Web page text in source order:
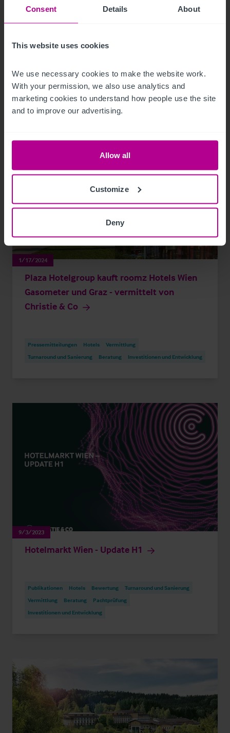
Consent Details About
This website uses cookies
We use necessary cookies to make the website work.
With your permission, we also use analytics and
marketing cookies to understand how people use the site
and to improve our advertising.
Allow all
Customize
Deny
Hotelinvestmentmarkt Österreich:
Betreiber zunehmend auch als Investoren
Pressemitteilungen Hotels
Vermittlung
Investitionen und Entwicklung
Turnaround und Sanierung Beratung
1/17/2024
Plaza Hotelgroup kauft roomz Hotels Wien
Gasometer und Graz - vermittelt von
Christie & Co
Pressemitteilungen Hotels
Vermittlung
Turnaround und Sanierung
Beratung Investitionen und Entwicklung
9/3/2023
Hotelmarkt Wien - Update H1
Publikationen Hotels Bewertung
Turnaround und Sanierung
Vermittlung
Beratung
Pachtprüfung
Investitionen und Entwicklung